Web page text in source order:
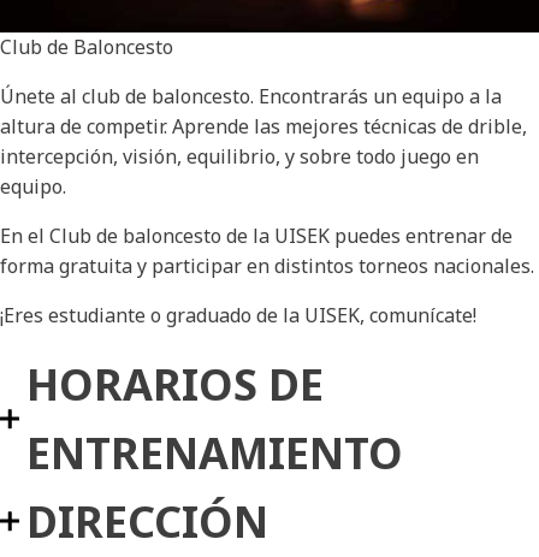
Club de Baloncesto
Únete al club de baloncesto. Encontrarás un equipo a la
altura de competir. Aprende las mejores técnicas de drible,
intercepción, visión, equilibrio, y sobre todo juego en
equipo.
En el Club de baloncesto de la UISEK puedes entrenar de
forma gratuita y participar en distintos torneos nacionales.
¡Eres estudiante o graduado de la UISEK, comunícate!
HORARIOS DE
ENTRENAMIENTO
DIRECCIÓN